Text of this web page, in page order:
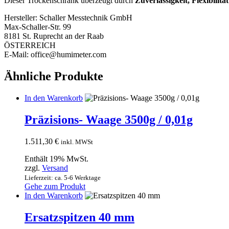
Hersteller: Schaller Messtechnik GmbH
Max-Schaller-Str. 99
8181 St. Ruprecht an der Raab
ÖSTERREICH
E-Mail: office@humimeter.com
Ähnliche Produkte
In den Warenkorb
Präzisions- Waage 3500g / 0,01g
1.511,30 € inkl. MWSt
Enthält 19% MwSt.
zzgl. Versand
Lieferzeit: ca. 5-6 Werktage
Gehe zum Produkt
In den Warenkorb
Ersatzspitzen 40 mm